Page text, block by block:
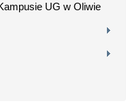
UG w Oliwie